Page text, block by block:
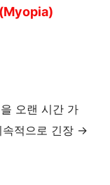
(Myopia)
오랜 시간 가
속적으로 긴장 →